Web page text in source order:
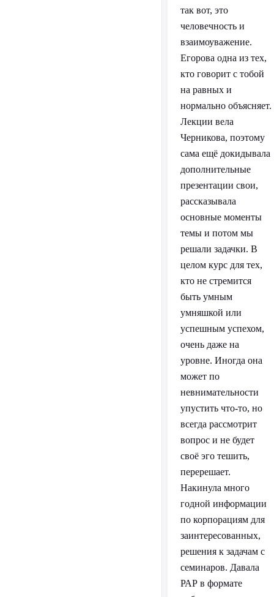
так вот, это
человечность и
взаимоуважение.
Егорова одна из тех,
кто говорит с тобой
на равных и
нормально объясняет.
Лекции вела
Черникова, поэтому
сама ещё докидывала
дополнительные
презентации свои,
рассказывала
основные моменты
темы и потом мы
решали задачки. В
целом курс для тех,
кто не стремится
быть умным
умняшкой или
успешным успехом,
очень даже на
уровне. Иногда она
может по
невнимательности
упустить что-то, но
всегда рассмотрит
вопрос и не будет
своё эго тешить,
перерешает.
Накинула много
годной информации
по корпорациям для
заинтересованных,
решения к задачам с
семинаров. Давала
РАР в формате